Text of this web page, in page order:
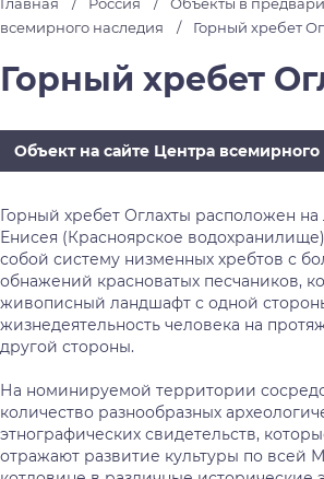
всемирного наследия
Горный хребет
Горный хребет
Объект на сайте Центра всемирного
Горный хребет Оглахты расположен
Енисея (Красноярское
собой систему низменных хребтов с
обнажений красноватых песчаников,
живописный ландшафт с одной
жизнедеятельность человека на
другой стороны.
На номинируемой территории
количество разнообразных
этнографических свидетельств,
отражают развитие культуры по всей